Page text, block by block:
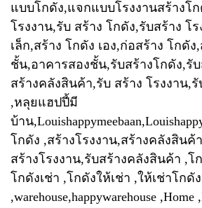
แบบโกดัง,แจกแบบโรงงานสร้างโ
โรงงาน,รับ สร้าง โกดัง,รับสร้าง โ
เล็ก,สร้าง โกดัง เอง,ก่อสร้าง โกดั
ชั้น,อาคารสองชั้น,รับสร้างโกดัง,รับ
สร้างคลังสินค้า,รับ สร้าง โรงงาน,
,หลุยแฮปปี้มี
บ้าน
โกดัง ,สร้างโรงงาน,สร้างคลังสินค้
สร้างโรงงาน,รับสร้างคลังสินค้า ,โ
โกดังเช่า ,โกดังให้เช่า ,ให้เช่าโกดัง
,warehouse,happywarehouse ,Home